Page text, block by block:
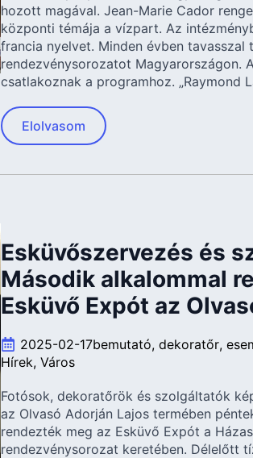
hozott magával. Jean-Marie Cador
központi témája a vízpart. Az
francia nyelvet. Minden évben tavasszal
rendezvénysorozatot Magyarországon.
csatlakoznak a programhoz. „Raymond
Elolvasom
Esküvőszervezés és
Második alkalommal
Esküvő Expót az
2025-02-17bemutató dekoratőr
Hírek Város
Fotósok, dekoratőrök és szolgáltatók
az Olvasó Adorján Lajos termében
rendezték meg az Esküvő Expót a
rendezvénysorozat keretében. Délelőtt